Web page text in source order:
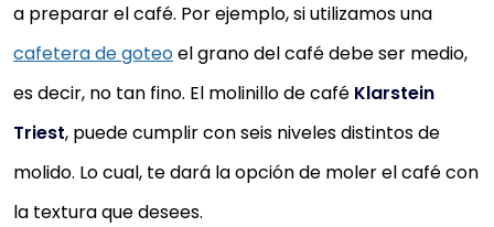
a preparar el café. Por ejemplo, si utilizamos una
cafetera de goteoel grano del café debe ser medio,
es decir, no tan fino. El molinillo de café Klarstein
Triest, puede cumplir con seis niveles distintos de
molido. Lo cual, te dará la opción de moler el café con
la textura que desees.